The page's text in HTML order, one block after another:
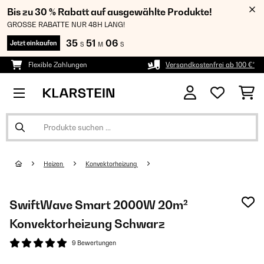
Bis zu 30 % Rabatt auf ausgewählte Produkte!
GROSSE RABATTE NUR 48H LANG!
Jetzt einkaufen 35 S 51 M 05 S
Flexible Zahlungen Versandkostenfrei ab 100 €*
Heizen Konvektorheizung
SwiftWave Smart 2000W 20m²
Konvektorheizung Schwarz
9 Bewertungen